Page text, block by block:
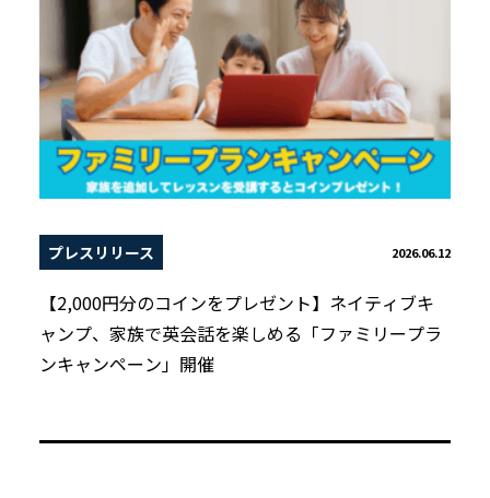
プレスリリース 2026.06.12
【2,000円分のコインをプレゼント】ネイティブキ
ャンプ、家族で英会話を楽しめる「ファミリープラ
ンキャンペーン」開催